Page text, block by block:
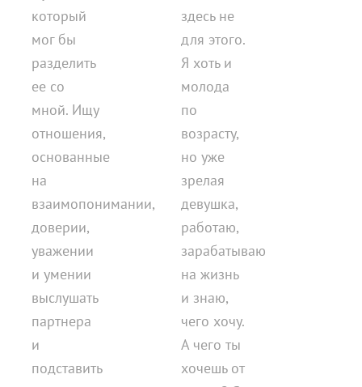
который
мог бы
разделить
ее со
мной. Ищу
отношения,
основанные
на
взаимопонимании,
доверии,
уважении
и умении
выслушать
партнера
и
подставить
здесь не
для этого.
Я хоть и
молода
по
возрасту,
но уже
зрелая
девушка,
работаю,
зарабатываю
на жизнь
и знаю,
чего хочу.
А чего ты
хочешь от